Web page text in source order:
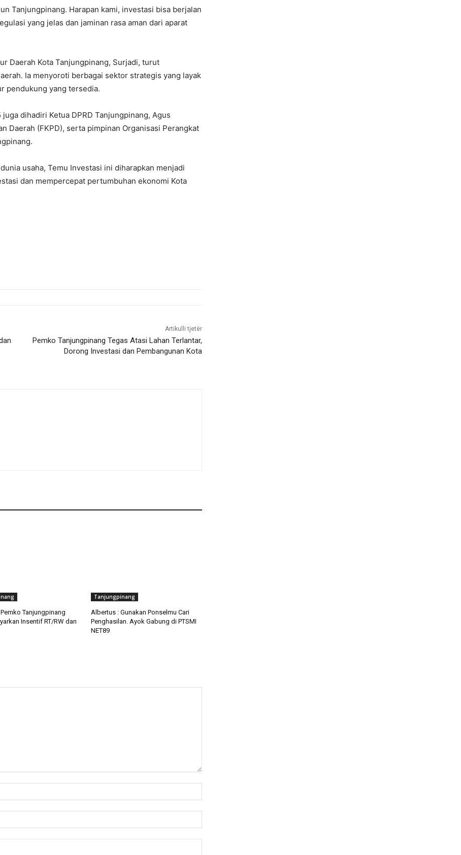
Tanjungpinang. Harapan kami, investasi bisa berjalan
yang jelas dan jaminan rasa aman dari aparat
Daerah Kota Tanjungpinang, Surjadi, turut
Ia menyoroti berbagai sektor strategis yang layak
pendukung yang tersedia.
dihadiri Ketua DPRD Tanjungpinang, Agus
Daerah (FKPD), serta pimpinan Organisasi Perangkat
usaha, Temu Investasi ini diharapkan menjadi
dan mempercepat pertumbuhan ekonomi Kota
Artikulli tjetër
Pemko Tanjungpinang Tegas Atasi Lahan Terlantar,
Dorong Investasi dan Pembangunan Kota
Tanjungpinang
Insentif RT/RW dan
Tanjungpinang
Albertus : Gunakan Ponselmu Cari
Penghasilan. Ayok Gabung di PTSMI
NET89